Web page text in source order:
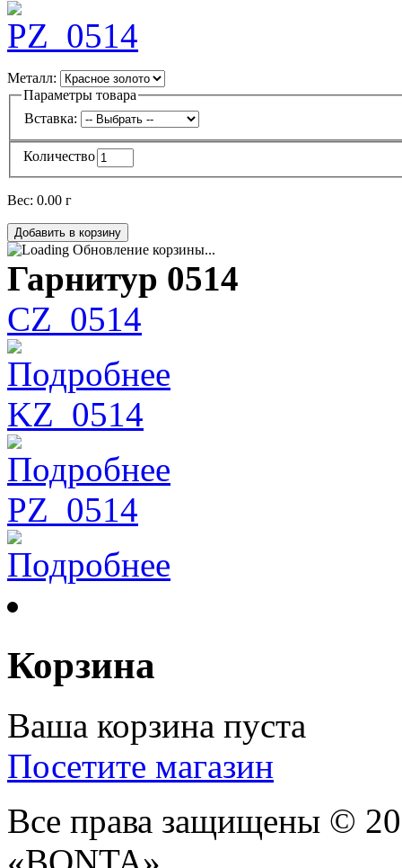
Металл:
Параметры товара
Вставка:
Количество
Вес: 0.00 г
Обновление корзины...
Гарнитур 0514
CZ_0514
Подробнее
KZ_0514
Подробнее
PZ_0514
Подробнее
Корзина
Ваша корзина пуста
Посетите магазин
Все права защищены ©